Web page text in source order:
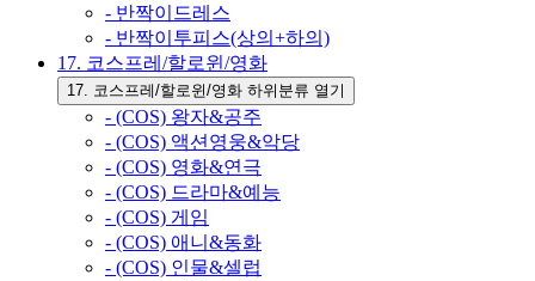
- 반짝이드레스
- 반짝이투피스(상의+하의)
17. 코스프레/할로윈/영화
17. 코스프레/할로윈/영화 하위분류 열기
- (COS) 왕자&공주
- (COS) 액션영웅&악당
- (COS) 영화&연극
- (COS) 드라마&예능
- (COS) 게임
- (COS) 애니&동화
- (COS) 인물&셀럽